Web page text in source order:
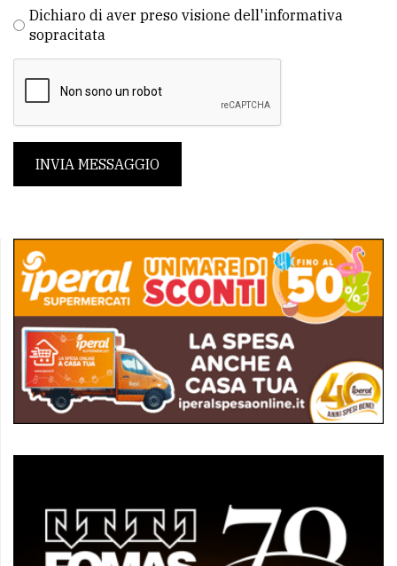
Dichiaro di aver preso visione dell'informativa
sopracitata
INVIA MESSAGGIO